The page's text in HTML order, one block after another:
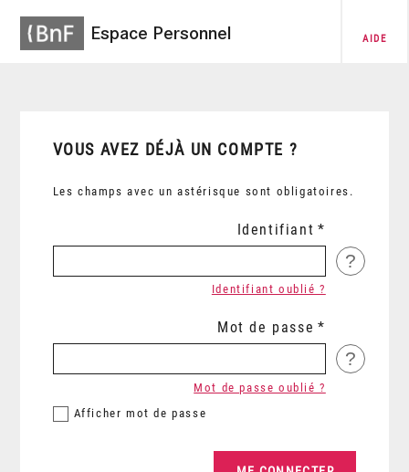
Espace Personnel AIDE
VOUS AVEZ DÉJÀ UN COMPTE ?
Les champs avec un astérisque sont obligatoires.
Identifiant
?
Identifiant oublié ?
Mot de passe
?
Afficher mot de passe
Mot de passe oublié ?